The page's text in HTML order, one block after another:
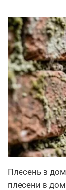
Плесень в
плесени в